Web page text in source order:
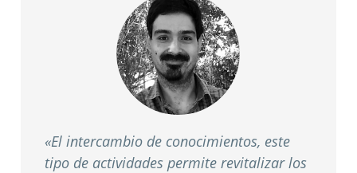
«El intercambio de conocimientos, este
tipo de actividades permite revitalizar los